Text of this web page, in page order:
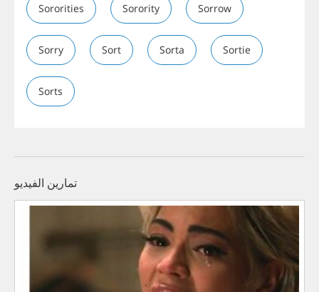
Sororities Sorority Sorrow
Sorry Sort Sorta Sortie
Sorts
تمارين الفيديو